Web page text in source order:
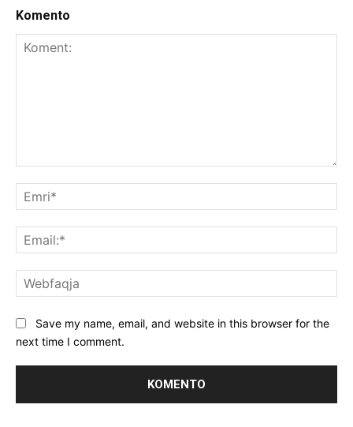
Komento
Save my name, email, and website in this browser for the
next time I comment.